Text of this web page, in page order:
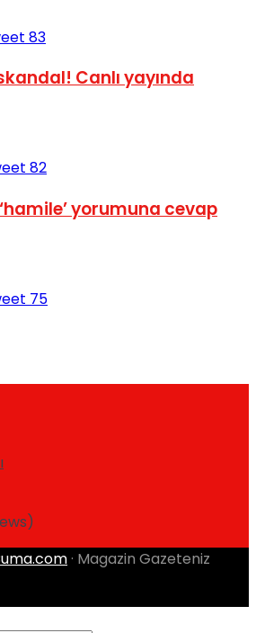
83
Canlı yayında
82
yorumuna cevap
75
· Magazin Gazeteniz